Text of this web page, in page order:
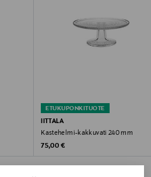
ETUKUPONKITUOTE
IITTALA
Kastehelmi-kakkuvati 240 mm
Original Price
75,00 €